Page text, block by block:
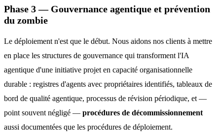
Phase 3 — Gouvernance agentique et prévention
du zombie
Le déploiement n'est que le début. Nous aidons nos clients à mettre
en place les structures de gouvernance qui transforment l'IA
agentique d'une initiative projet en capacité organisationnelle
durable : registres d'agents avec propriétaires identifiés, tableaux de
bord de qualité agentique, processus de révision périodique, et —
point souvent négligé — procédures de décommissionnement
aussi documentées que les procédures de déploiement.